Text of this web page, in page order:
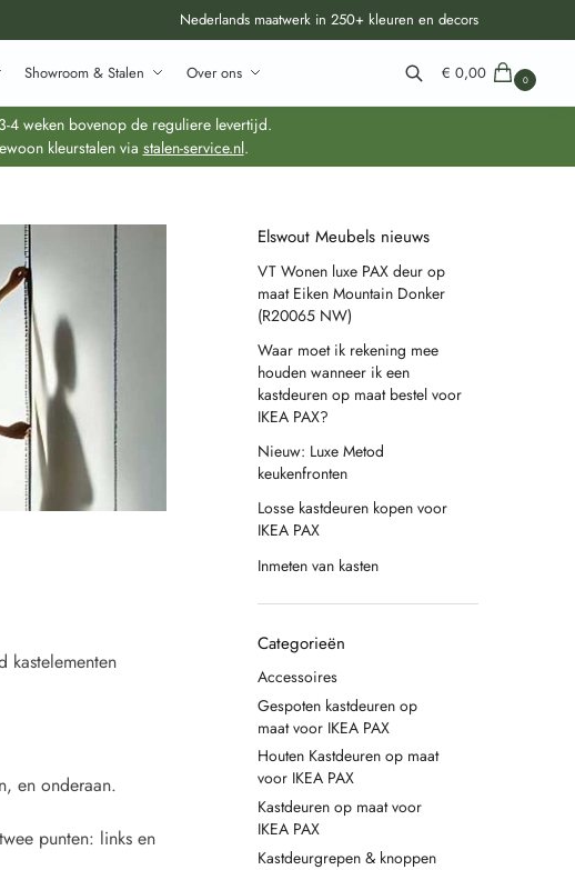
Nederlands maatwerk in 250+ kleuren en decors
Showroom & Stalen Over ons
Zoeken
€ 0,00 0
4 weken bovenop de reguliere levertijd.
kleurstalen via stalen-service.nl.
kastelementen
en onderaan.
punten: links en
Elswout Meubels nieuws
VT Wonen luxe PAX deur op
maat Eiken Mountain Donker
(R20065 NW)
Waar moet ik rekening mee
houden wanneer ik een
kastdeuren op maat bestel voor
IKEA PAX?
Nieuw: Luxe Metod
keukenfronten
Losse kastdeuren kopen voor
IKEA PAX
Inmeten van kasten
Categorieën
Accessoires
Gespoten kastdeuren op
maat voor IKEA PAX
Houten Kastdeuren op maat
voor IKEA PAX
Kastdeuren op maat voor
IKEA PAX
Kastdeurgrepen & knoppen